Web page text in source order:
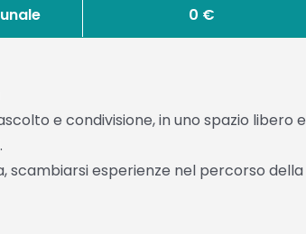
0 €
e condivisione, in uno spazio libero e
scambiarsi esperienze nel percorso della